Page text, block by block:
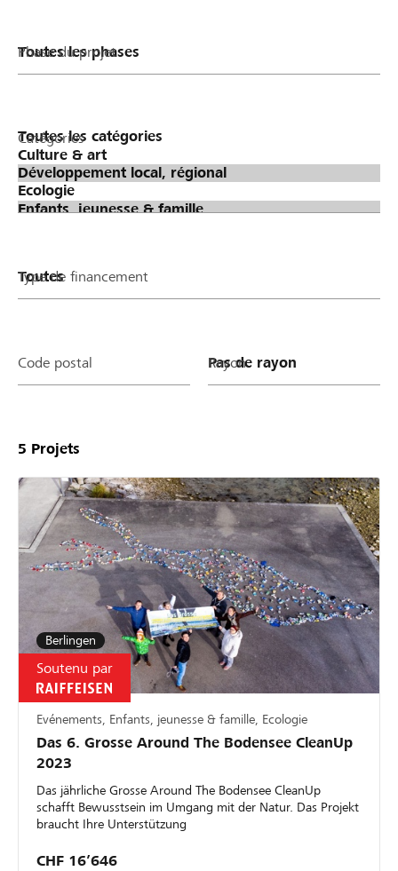
Phase du projet
Catégories
Type de financement
Code postal Rayon
5 Projets
Berlingen
Soutenu par
Evénements, Enfants, jeunesse & famille, Ecologie
Das 6. Grosse Around The Bodensee CleanUp
2023
Das jährliche Grosse Around The Bodensee CleanUp
schafft Bewusstsein im Umgang mit der Natur. Das Projekt
braucht Ihre Unterstützung
CHF 16’646